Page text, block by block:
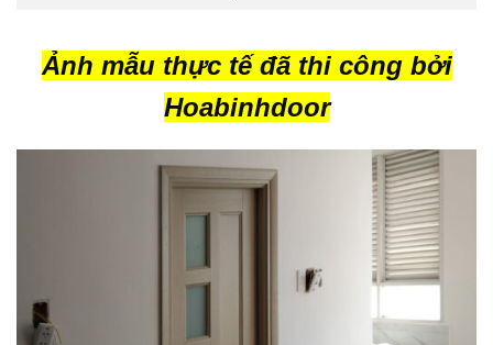
Ảnh mẫu thực tế đã thi công bởi
Hoabinhdoor